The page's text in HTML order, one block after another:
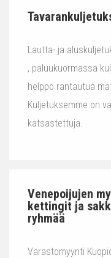
Lautta- ja
, paluukuormassa
helppo rantautua
Kuljetuksemme on
katsastettuja.
Venepoijujen
kettingit ja
ryhmää
Varastomyynti